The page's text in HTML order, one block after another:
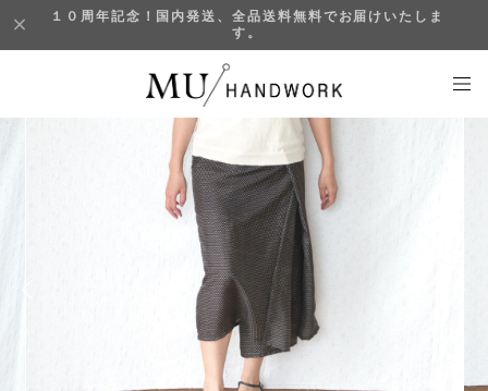
１０周年記念！国内発送、全品送料無料でお届けいたしま
す。